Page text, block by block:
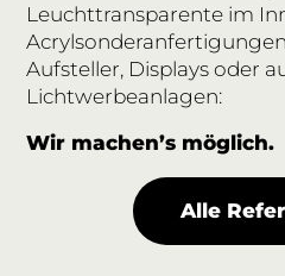
Leuchttransparente im
Acrylsonderanfertigungen
Aufsteller, Displays oder
Lichtwerbeanlagen:
Wir machen’s möglich.
Alle